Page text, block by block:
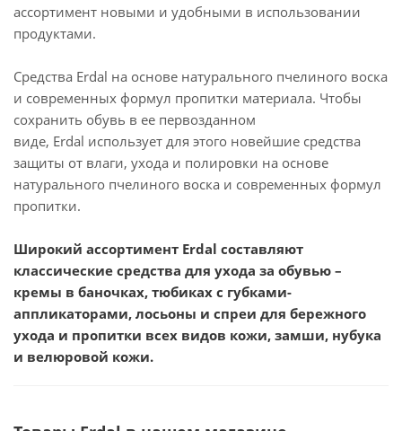
ассортимент новыми и удобными в использовании
продуктами.
Средства Erdal на основе натурального пчелиного воска
и современных формул пропитки материала. Чтобы
сохранить обувь в ее первозданном
виде, Erdal использует для этого новейшие средства
защиты от влаги, ухода и полировки на основе
натурального пчелиного воска и современных формул
пропитки.
Широкий ассортимент Erdal составляют
классические средства для ухода за обувью –
кремы в баночках, тюбиках с губками-
аппликаторами, лосьоны и спреи для бережного
ухода и пропитки всех видов кожи, замши, нубука
и велюровой кожи.